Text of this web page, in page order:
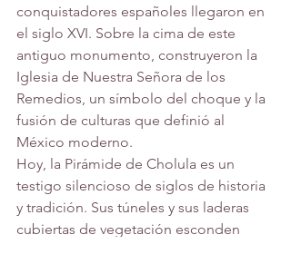
conquistadores españoles llegaron en
el siglo XVI. Sobre la cima de este
antiguo monumento, construyeron la
Iglesia de Nuestra Señora de los
Remedios, un símbolo del choque y la
fusión de culturas que definió al
México moderno.
Hoy, la Pirámide de Cholula es un
testigo silencioso de siglos de historia
y tradición. Sus túneles y sus laderas
cubiertas de vegetación esconden